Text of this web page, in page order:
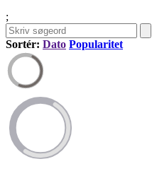
;
Sortér: Dato Popularitet